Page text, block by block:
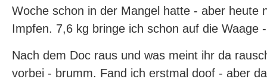
Woche schon in der Mangel hatte - aber heute
Impfen. 7,6 kg bringe ich schon auf die Waage
Nach dem Doc raus und was meint ihr da
vorbei - brumm. Fand ich erstmal doof - aber